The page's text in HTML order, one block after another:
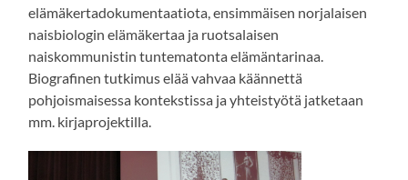
elämäkertadokumentaatiota, ensimmäisen norjalaisen
naisbiologin elämäkertaa ja ruotsalaisen
naiskommunistin tuntematonta elämäntarinaa.
Biografinen tutkimus elää vahvaa käännettä
pohjoismaisessa kontekstissa ja yhteistyötä jatketaan
mm. kirjaprojektilla.